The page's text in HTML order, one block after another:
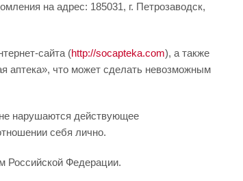
на адрес: 185031, г. Петрозаводск,
сайта (http://socapteka.com), а также
аптека», что может сделать невозможным
нарушаются действующее
себя лично.
Российской Федерации.